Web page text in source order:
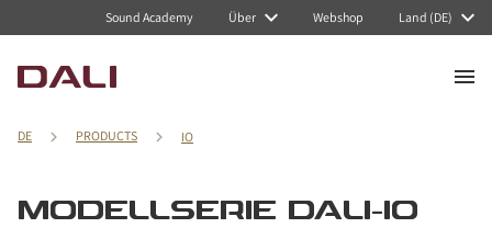
Sound Academy Über Webshop Land (DE)
DE PRODUCTS IO
MODELLSERIE DALI-IO
Navigated to Modellserie DALI-IO